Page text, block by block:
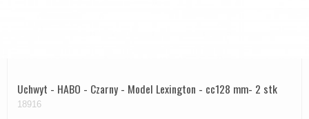
Uchwyt - HABO - Czarny - Model Lexington - cc128 mm- 2 stk
18916